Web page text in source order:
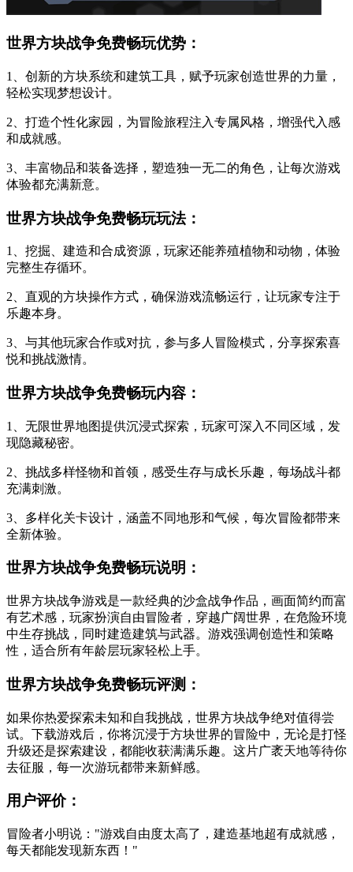
世界方块战争免费畅玩优势：
1、创新的方块系统和建筑工具，赋予玩家创造世界的力量，
轻松实现梦想设计。
2、打造个性化家园，为冒险旅程注入专属风格，增强代入感
和成就感。
3、丰富物品和装备选择，塑造独一无二的角色，让每次游戏
体验都充满新意。
世界方块战争免费畅玩玩法：
1、挖掘、建造和合成资源，玩家还能养殖植物和动物，体验
完整生存循环。
2、直观的方块操作方式，确保游戏流畅运行，让玩家专注于
乐趣本身。
3、与其他玩家合作或对抗，参与多人冒险模式，分享探索喜
悦和挑战激情。
世界方块战争免费畅玩内容：
1、无限世界地图提供沉浸式探索，玩家可深入不同区域，发
现隐藏秘密。
2、挑战多样怪物和首领，感受生存与成长乐趣，每场战斗都
充满刺激。
3、多样化关卡设计，涵盖不同地形和气候，每次冒险都带来
全新体验。
世界方块战争免费畅玩说明：
世界方块战争游戏是一款经典的沙盒战争作品，画面简约而富
有艺术感，玩家扮演自由冒险者，穿越广阔世界，在危险环境
中生存挑战，同时建造建筑与武器。游戏强调创造性和策略
性，适合所有年龄层玩家轻松上手。
世界方块战争免费畅玩评测：
如果你热爱探索未知和自我挑战，世界方块战争绝对值得尝
试。下载游戏后，你将沉浸于方块世界的冒险中，无论是打怪
升级还是探索建设，都能收获满满乐趣。这片广袤天地等待你
去征服，每一次游玩都带来新鲜感。
用户评价：
冒险者小明说："游戏自由度太高了，建造基地超有成就感，
每天都能发现新东西！"